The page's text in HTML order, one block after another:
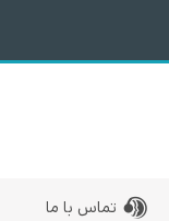
تماس با ما